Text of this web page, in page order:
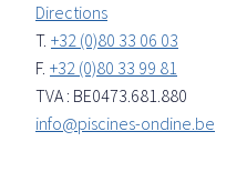
Directions
T. +32 (0)80 33 06 03
F. +32 (0)80 33 99 81
TVA : BE0473.681.880
info@piscines-ondine.be